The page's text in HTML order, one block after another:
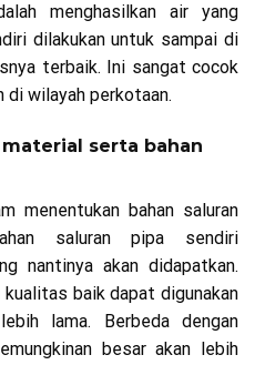
menghasilkan air yang
dilakukan untuk sampai di
terbaik. Ini sangat cocok
di wilayah perkotaan.
serta bahan
menentukan bahan saluran
saluran pipa sendiri
nantinya akan didapatkan.
baik dapat digunakan
lama. Berbeda dengan
besar akan lebih